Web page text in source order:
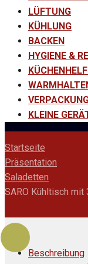
LÜFTUNG
KÜHLUNG
BACKEN
HYGIENE &
KLEINE
Startseite
Präsentation
Saladetten
SARO Kühltisch mit
Beschreibung